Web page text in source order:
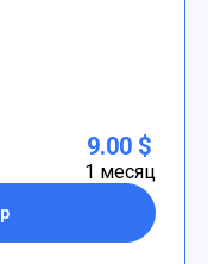
9.00 $
1 месяц